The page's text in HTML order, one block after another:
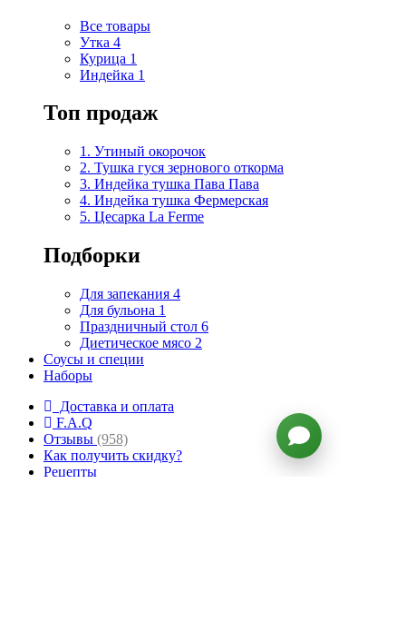
Все товары
Утка 4
Курица 1
Индейка 1
Топ продаж
1. Утиный окорочок
2. Тушка гуся зернового откорма
3. Индейка тушка Пава Пава
4. Индейка тушка Фермерская
5. Цесарка La Ferme
Подборки
Для запекания 4
Для бульона 1
Праздничный стол 6
Диетическое мясо 2
Соусы и специи
Наборы
Доставка и оплата
F.A.Q
Отзывы (958)
Как получить скидку?
Рецепты